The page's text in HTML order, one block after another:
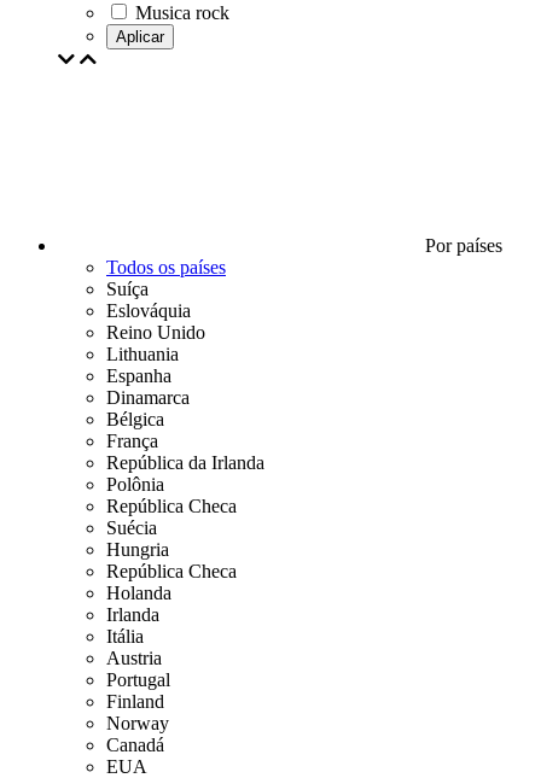
Musica rock
Aplicar
Por países
Todos os países
Suíça
Eslováquia
Reino Unido
Lithuania
Espanha
Dinamarca
Bélgica
França
República da Irlanda
Polônia
República Checa
Suécia
Hungria
República Checa
Holanda
Irlanda
Itália
Austria
Portugal
Finland
Norway
Canadá
EUA